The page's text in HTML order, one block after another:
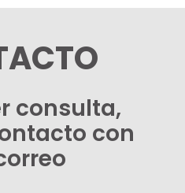
consulta,
con